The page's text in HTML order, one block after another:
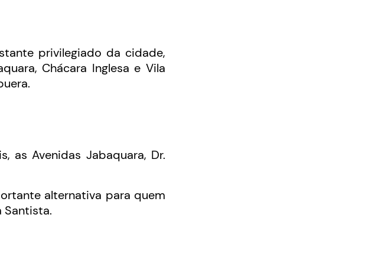
privilegiado da cidade,
Chácara Inglesa e Vila
as Avenidas Jabaquara, Dr.
alternativa para quem
Santista.